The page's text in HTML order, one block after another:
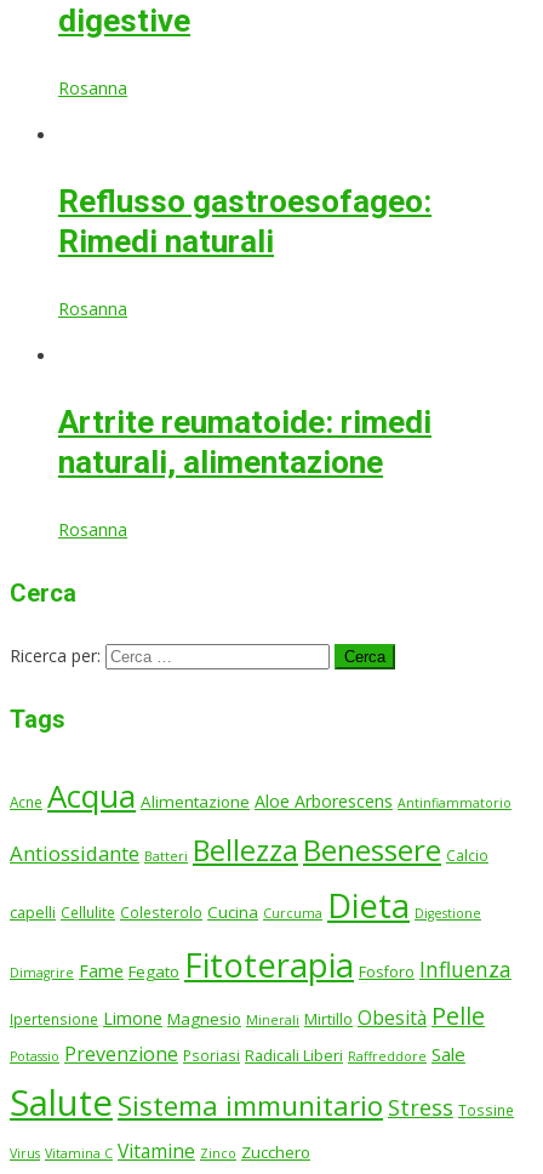
digestive
Rosanna
Reflusso gastroesofageo:
Rimedi naturali
Rosanna
Artrite reumatoide: rimedi
naturali, alimentazione
Rosanna
Cerca
Ricerca per:
Tags
Acne Acqua Alimentazione Aloe Arborescens Antinfiammatorio
Antiossidante Batteri Bellezza Benessere Calcio
capelli Cellulite Colesterolo Cucina Curcuma Dieta Digestione
Dimagrire Fame Fegato Fitoterapia Fosforo Influenza
Ipertensione Limone Magnesio Minerali Mirtillo Obesità Pelle
Potassio Prevenzione Psoriasi Radicali Liberi Raffreddore Sale
Salute Sistema immunitario Stress Tossine
Virus Vitamina C Vitamine Zinco Zucchero